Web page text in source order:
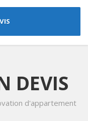
DEVIS
d'appartement